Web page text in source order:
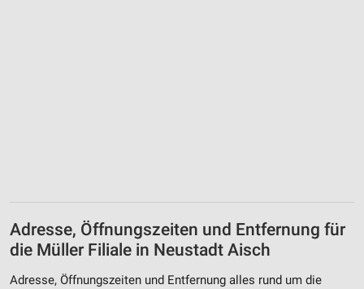
Adresse, Öffnungszeiten und Entfernung für
die Müller Filiale in Neustadt Aisch
Adresse, Öffnungszeiten und Entfernung alles rund um die